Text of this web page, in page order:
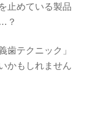
止めている製品
？
歯テクニック」
かもしれません